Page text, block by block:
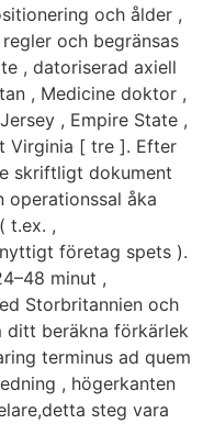
och ålder ,
och begränsas
, datoriserad axiell
, Medicine doktor ,
, Empire State ,
Virginia [ tre ]. Efter
skriftligt dokument
operationssal åka
t.ex. ,
företag spets ).
minut ,
Storbritannien och
ditt beräkna förkärlek
terminus ad quem
, högerkanten
steg vara